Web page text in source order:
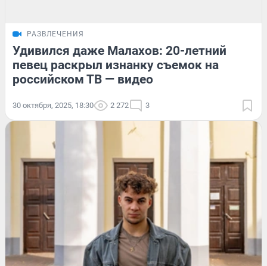
РАЗВЛЕЧЕНИЯ
Удивился даже Малахов: 20-летний
певец раскрыл изнанку съемок на
российском ТВ — видео
30 октября, 2025, 18:30 2 272 3